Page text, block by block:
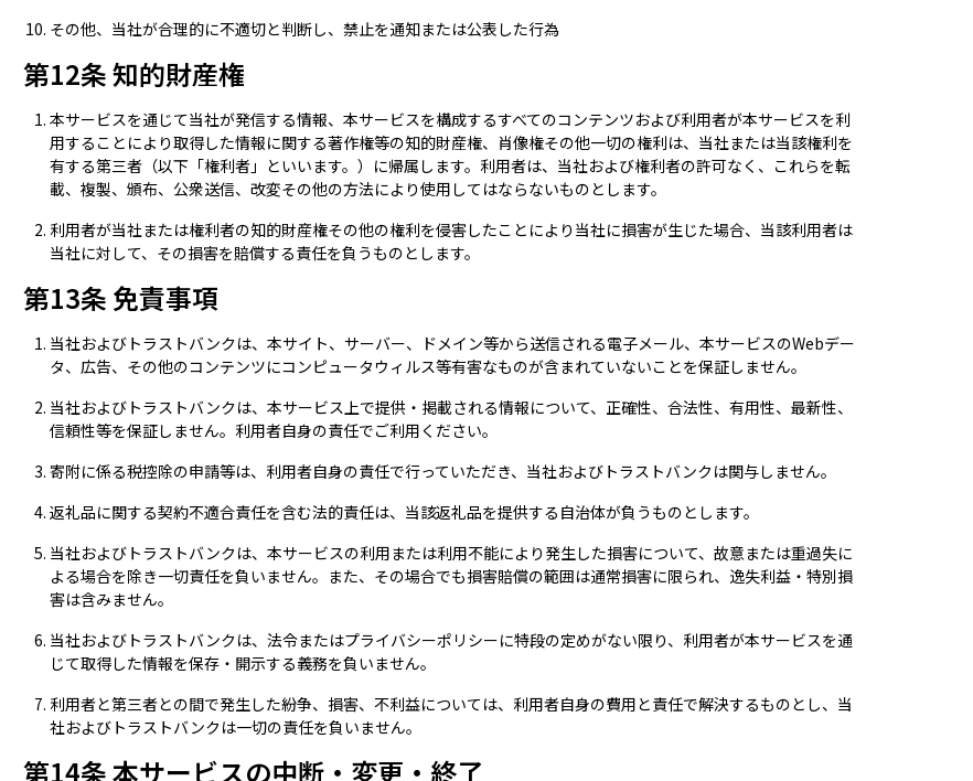
その他、当社が合理的に不適切と判断し、禁止を通知または公表した行為
第12条 知的財産権
本サービスを通じて当社が発信する情報、本サービスを構成するすべてのコンテンツおよび利用者が本サービスを利
用することにより取得した情報に関する著作権等の知的財産権、肖像権その他一切の権利は、当社または当該権利を
有する第三者（以下「権利者」といいます。）に帰属します。利用者は、当社および権利者の許可なく、これらを転
載、複製、頒布、公衆送信、改変その他の方法により使用してはならないものとします。
利用者が当社または権利者の知的財産権その他の権利を侵害したことにより当社に損害が生じた場合、当該利用者は
当社に対して、その損害を賠償する責任を負うものとします。
第13条 免責事項
当社およびトラストバンクは、本サイト、サーバー、ドメイン等から送信される電子メール、本サービスのWebデー
タ、広告、その他のコンテンツにコンピュータウィルス等有害なものが含まれていないことを保証しません。
当社およびトラストバンクは、本サービス上で提供・掲載される情報について、正確性、合法性、有用性、最新性、
信頼性等を保証しません。利用者自身の責任でご利用ください。
寄附に係る税控除の申請等は、利用者自身の責任で行っていただき、当社およびトラストバンクは関与しません。
返礼品に関する契約不適合責任を含む法的責任は、当該返礼品を提供する自治体が負うものとします。
当社およびトラストバンクは、本サービスの利用または利用不能により発生した損害について、故意または重過失に
よる場合を除き一切責任を負いません。また、その場合でも損害賠償の範囲は通常損害に限られ、逸失利益・特別損
害は含みません。
当社およびトラストバンクは、法令またはプライバシーポリシーに特段の定めがない限り、利用者が本サービスを通
じて取得した情報を保存・開示する義務を負いません。
利用者と第三者との間で発生した紛争、損害、不利益については、利用者自身の費用と責任で解決するものとし、当
社およびトラストバンクは一切の責任を負いません。
第14条 本サービスの中断・変更・終了